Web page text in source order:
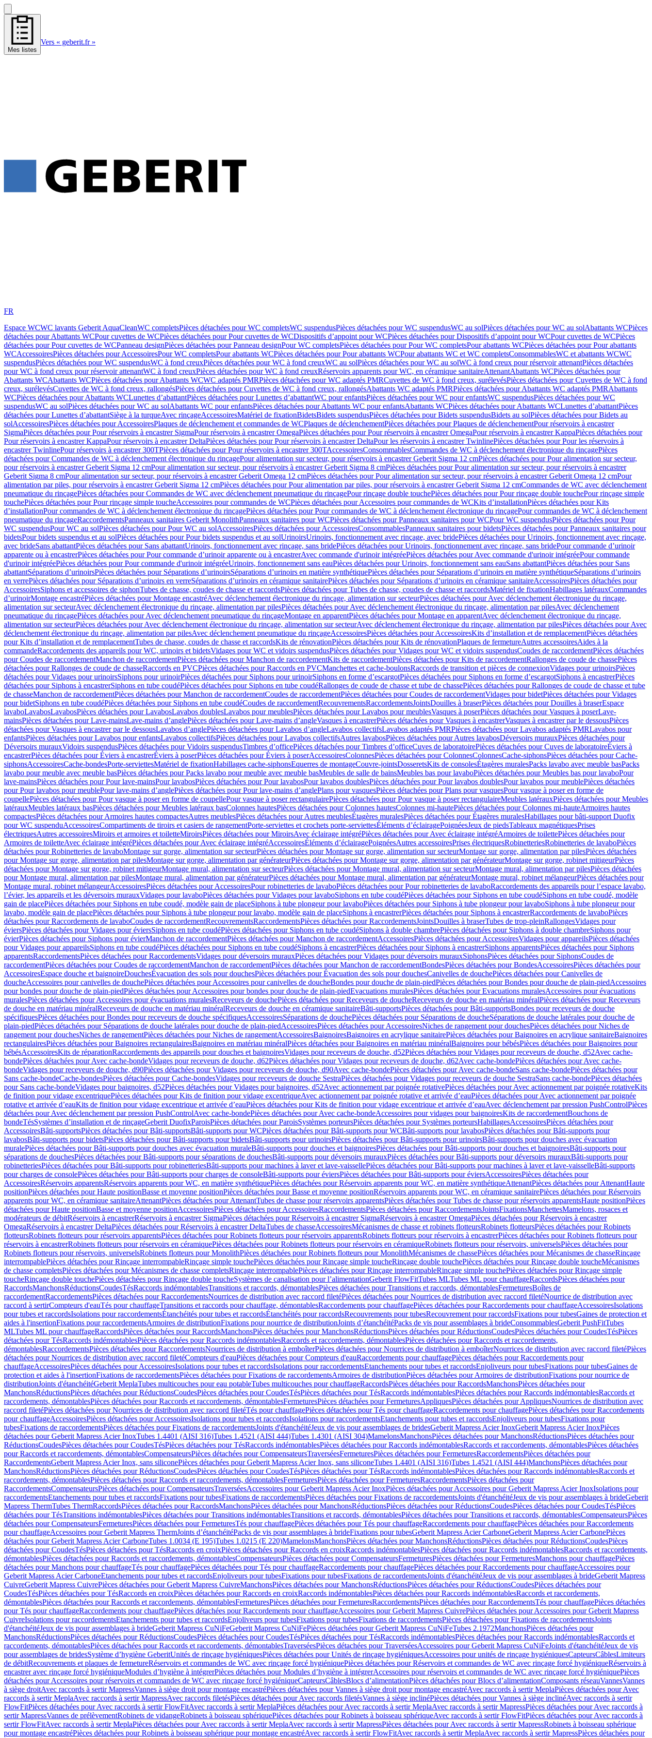
Mes listes
Vers « geberit.fr »
FR
Espace WCWC lavants Geberit AquaCleanWC completsPièces détachées pour WC completsWC suspendusPièces détachées pour WC suspendusWC au solPièces détachées pour WC au solAbattants WCPièces
détachées pour Abattants WCPour cuvettes de WCPièces détachées pour Pour cuvettes de WCDispositifs d’appoint pour WCPièces détachées pour Dispositifs d’appoint pour WCPour cuvettes de WCPièces
détachées pour Pour cuvettes de WCPanneau designPièces détachées pour Panneau designPour WC completsPièces détachées pour Pour WC completsPour abattants WCPièces détachées pour Pour abattants
WCAccessoiresPièces détachées pour AccessoiresPour WC completsPour abattants WCPièces détachées pour Pour abattants WCPour abattants WC et WC completsConsommablesWC et abattants WCWC
suspendusPièces détachées pour WC suspendusWC à fond creuxPièces détachées pour WC à fond creuxWC au solPièces détachées pour WC au solWC à fond creux pour réservoir attenantPièces détachées
pour WC à fond creux pour réservoir attenantWC à fond creuxPièces détachées pour WC à fond creuxRéservoirs apparents pour WC, en céramique sanitaireAttenantAbattants WCPièces détachées pour
Abattants WCAbattants WCPièces détachées pour Abattants WCWC adaptés PMRPièces détachées pour WC adaptés PMRCuvettes de WC à fond creux, surélevésPièces détachées pour Cuvettes de WC à fond
creux, surélevésCuvettes de WC à fond creux, rallongésPièces détachées pour Cuvettes de WC à fond creux, rallongésAbattants WC adaptés PMRPièces détachées pour Abattants WC adaptés PMRAbattants
WCPièces détachées pour Abattants WCLunettes d’abattantPièces détachées pour Lunettes d’abattantWC pour enfantsPièces détachées pour WC pour enfantsWC suspendusPièces détachées pour WC
suspendusWC au solPièces détachées pour WC au solAbattants WC pour enfantsPièces détachées pour Abattants WC pour enfantsAbattants WCPièces détachées pour Abattants WCLunettes d’abattantPièces
détachées pour Lunettes d’abattantSiège à la turqueAvec rinçageAccessoiresMatériel de fixationBidetsBidets suspendusPièces détachées pour Bidets suspendusBidets au solPièces détachées pour Bidets au
solAccessoiresPièces détachées pour AccessoiresPlaques de déclenchement et commandes de WCPlaques de déclenchementPièces détachées pour Plaques de déclenchementPour réservoirs à encastrer
SigmaPièces détachées pour Pour réservoirs à encastrer SigmaPour réservoirs à encastrer OmegaPièces détachées pour Pour réservoirs à encastrer OmegaPour réservoirs à encastrer KappaPièces détachées pour
Pour réservoirs à encastrer KappaPour réservoirs à encastrer DeltaPièces détachées pour Pour réservoirs à encastrer DeltaPour les réservoirs à encastrer TwinlinePièces détachées pour Pour les réservoirs à
encastrer TwinlinePour réservoirs à encastrer 300TPièces détachées pour Pour réservoirs à encastrer 300TAccessoiresConsommablesCommandes de WC à déclenchement électronique du rinçagePièces
détachées pour Commandes de WC à déclenchement électronique du rinçagePour alimentation sur secteur, pour réservoirs à encastrer Geberit Sigma 12 cmPièces détachées pour Pour alimentation sur secteur,
pour réservoirs à encastrer Geberit Sigma 12 cmPour alimentation sur secteur, pour réservoirs à encastrer Geberit Sigma 8 cmPièces détachées pour Pour alimentation sur secteur, pour réservoirs à encastrer
Geberit Sigma 8 cmPour alimentation sur secteur, pour réservoirs à encastrer Geberit Omega 12 cmPièces détachées pour Pour alimentation sur secteur, pour réservoirs à encastrer Geberit Omega 12 cmPour
alimentation par piles, pour réservoirs à encastrer Geberit Sigma 12 cmPièces détachées pour Pour alimentation par piles, pour réservoirs à encastrer Geberit Sigma 12 cmCommandes de WC avec déclenchement
pneumatique du rinçagePièces détachées pour Commandes de WC avec déclenchement pneumatique du rinçagePour rinçage double touchePièces détachées pour Pour rinçage double touchePour rinçage simple
touchePièces détachées pour Pour rinçage simple toucheAccessoires pour commandes de WCPièces détachées pour Accessoires pour commandes de WCKits d’installationPièces détachées pour Kits
d’installationPour commandes de WC à déclenchement électronique du rinçagePièces détachées pour Pour commandes de WC à déclenchement électronique du rinçagePour commandes de WC à déclenchement
pneumatique du rinçageRaccordementsPanneaux sanitaires Geberit MonolithPanneaux sanitaires pour WCPièces détachées pour Panneaux sanitaires pour WCPour WC suspendusPièces détachées pour Pour
WC suspendusPour WC au solPièces détachées pour Pour WC au solAccessoiresPièces détachées pour AccessoiresConsommablesPanneaux sanitaires pour bidetsPièces détachées pour Panneaux sanitaires pour
bidetsPour bidets suspendus et au solPièces détachées pour Pour bidets suspendus et au solUrinoirsUrinoirs, fonctionnement avec rinçage, avec bridePièces détachées pour Urinoirs, fonctionnement avec rinçage,
avec brideSans abattantPièces détachées pour Sans abattantUrinoirs, fonctionnement avec rinçage, sans bridePièces détachées pour Urinoirs, fonctionnement avec rinçage, sans bridePour commande d’urinoir
apparente ou à encastrerPièces détachées pour Pour commande d’urinoir apparente ou à encastrerAvec commande d'urinoir intégréePièces détachées pour Avec commande d'urinoir intégréePour commande
d'urinoir intégréePièces détachées pour Pour commande d'urinoir intégréeUrinoirs, fonctionnement sans eauPièces détachées pour Urinoirs, fonctionnement sans eauSans abattantPièces détachées pour Sans
abattantSéparations d’urinoirsPièces détachées pour Séparations d’urinoirsSéparations d’urinoirs en matière synthétiquePièces détachées pour Séparations d’urinoirs en matière synthétiqueSéparations d’urinoirs
en verrePièces détachées pour Séparations d’urinoirs en verreSéparations d’urinoirs en céramique sanitairePièces détachées pour Séparations d’urinoirs en céramique sanitaireAccessoiresPièces détachées pour
AccessoiresSiphons et accessoires de siphonTubes de chasse, coudes de chasse et raccordsPièces détachées pour Tubes de chasse, coudes de chasse et raccordsMatériel de fixationHabillages latérauxCommandes
dʼurinoirMontage encastréPièces détachées pour Montage encastréAvec déclenchement électronique du rinçage, alimentation sur secteurPièces détachées pour Avec déclenchement électronique du rinçage,
alimentation sur secteurAvec déclenchement électronique du rinçage, alimentation par pilesPièces détachées pour Avec déclenchement électronique du rinçage, alimentation par pilesAvec déclenchement
pneumatique du rinçagePièces détachées pour Avec déclenchement pneumatique du rinçageMontage en apparentPièces détachées pour Montage en apparentAvec déclenchement électronique du rinçage,
alimentation sur secteurPièces détachées pour Avec déclenchement électronique du rinçage, alimentation sur secteurAvec déclenchement électronique du rinçage, alimentation par pilesPièces détachées pour Avec
déclenchement électronique du rinçage, alimentation par pilesAvec déclenchement pneumatique du rinçageAccessoiresPièces détachées pour AccessoiresKits d’installation et de remplacementPièces détachées
pour Kits d’installation et de remplacementTubes de chasse, coudes de chasse et raccordsKits de rénovationPièces détachées pour Kits de rénovationPlaques de fermetureAutres accessoiresAides à la
commandeRaccordements des appareils pour WC, urinoirs et bidetsVidages pour WC et vidoirs suspendusPièces détachées pour Vidages pour WC et vidoirs suspendusCoudes de raccordementPièces détachées
pour Coudes de raccordementManchon de raccordementPièces détachées pour Manchon de raccordementKits de raccordementPièces détachées pour Kits de raccordementRallonges de coude de chassePièces
détachées pour Rallonges de coude de chasseRaccords en PVCPièces détachées pour Raccords en PVCManchettes et cache-boulonsRaccords de transition et pièces de connexionVidages pour urinoirsPièces
détachées pour Vidages pour urinoirsSiphons pour urinoirPièces détachées pour Siphons pour urinoirSiphons en forme d’escargotPièces détachées pour Siphons en forme d’escargotSiphons à encastrerPièces
détachées pour Siphons à encastrerSiphons en tube coudéPièces détachées pour Siphons en tube coudéRallonges de coude de chasse et tube de chassePièces détachées pour Rallonges de coude de chasse et tube
de chasseManchon de raccordementPièces détachées pour Manchon de raccordementCoudes de raccordementPièces détachées pour Coudes de raccordementVidages pour bidetPièces détachées pour Vidages
pour bidetSiphons en tube coudéPièces détachées pour Siphons en tube coudéCoudes de raccordementRecouvrementsRaccordementsJointsDouilles à braserPièces détachées pour Douilles à braserEspace
lavaboLavabosLavabosPièces détachées pour LavabosLavabos doublesLavabos pour meublesPièces détachées pour Lavabos pour meublesVasques à poserPièces détachées pour Vasques à poserLave-
mainsPièces détachées pour Lave-mainsLave-mains d’anglePièces détachées pour Lave-mains d’angleVasques à encastrerPièces détachées pour Vasques à encastrerVasques à encastrer par le dessousPièces
détachées pour Vasques à encastrer par le dessousLavabos d’anglePièces détachées pour Lavabos d’angleLavabos collectifsLavabos adaptés PMRPièces détachées pour Lavabos adaptés PMRLavabos pour
enfantsPièces détachées pour Lavabos pour enfantsLavabos collectifsPièces détachées pour Lavabos collectifsAutres lavabosPièces détachées pour Autres lavabosDéversoirs murauxPièces détachées pour
Déversoirs murauxVidoirs suspendusPièces détachées pour Vidoirs suspendusTimbres dʼofficePièces détachées pour Timbres dʼofficeCuves de laboratoirePièces détachées pour Cuves de laboratoireÉviers à
encastrerPièces détachées pour Éviers à encastrerÉviers à poserPièces détachées pour Éviers à poserAccessoiresColonnesPièces détachées pour ColonnesColonnesCache-siphonsPièces détachées pour Cache-
siphonsAccessoiresCache-bondesPorte-serviettesMatériel de fixationHabillages cache-siphonsEquerres de montageCouvre-jointsDosseretsKits de consolesÉtagères muralesPacks lavabo avec meuble basPacks
lavabo pour meuble avec meuble basPièces détachées pour Packs lavabo pour meuble avec meuble basMeubles de salle de bainsMeubles bas pour lavaboPièces détachées pour Meubles bas pour lavaboPour
lave-mainsPièces détachées pour Pour lave-mainsPour lavabosPièces détachées pour Pour lavabosPour lavabos doublesPièces détachées pour Pour lavabos doublesPour lavabos pour meublePièces détachées
pour Pour lavabos pour meublePour lave-mains d’anglePièces détachées pour Pour lave-mains d’anglePlans pour vasquesPièces détachées pour Plans pour vasquesPour vasque à poser en forme de
coupellePièces détachées pour Pour vasque à poser en forme de coupellePour vasque à poser rectangulairePièces détachées pour Pour vasque à poser rectangulaireMeubles latérauxPièces détachées pour Meubles
latérauxMeubles latéraux basPièces détachées pour Meubles latéraux basColonnes hautesPièces détachées pour Colonnes hautesColonnes mi-hautePièces détachées pour Colonnes mi-hauteArmoires hautes
compactesPièces détachées pour Armoires hautes compactesAutres meublesPièces détachées pour Autres meublesÉtagères muralesPièces détachées pour Étagères muralesHabillages pour bâti-support Duofix
pour WC suspenduAccessoiresCompartiments de tiroirs et casiers de rangementPorte-serviettes et crochets porte-serviettesÉléments d’éclairagePoignéesJeux de piedsTableaux magnétiquesPrises
électriquesAutres accessoiresMiroirs et armoires et toiletteMiroirsPièces détachées pour MiroirsAvec éclairage intégréPièces détachées pour Avec éclairage intégréArmoires de toilettePièces détachées pour
Armoires de toiletteAvec éclairage intégréPièces détachées pour Avec éclairage intégréAccessoiresÉléments d’éclairagePoignéesAutres accessoiresPrises électriquesRobinetteriesRobinetteries de lavaboPièces
détachées pour Robinetteries de lavaboMontage sur gorge, alimentation sur secteurPièces détachées pour Montage sur gorge, alimentation sur secteurMontage sur gorge, alimentation par pilesPièces détachées
pour Montage sur gorge, alimentation par pilesMontage sur gorge, alimentation par générateurPièces détachées pour Montage sur gorge, alimentation par générateurMontage sur gorge, robinet mitigeurPièces
détachées pour Montage sur gorge, robinet mitigeurMontage mural, alimentation sur secteurPièces détachées pour Montage mural, alimentation sur secteurMontage mural, alimentation par pilesPièces détachées
pour Montage mural, alimentation par pilesMontage mural, alimentation par générateurPièces détachées pour Montage mural, alimentation par générateurMontage mural, robinet mélangeurPièces détachées pour
Montage mural, robinet mélangeurAccessoiresPièces détachées pour AccessoiresPour robinetteries de lavaboPièces détachées pour Pour robinetteries de lavaboRaccordements des appareils pour l’espace lavabo,
l’évier, les appareils et les déversoirs murauxVidages pour lavaboPièces détachées pour Vidages pour lavaboSiphons en tube coudéPièces détachées pour Siphons en tube coudéSiphons en tube coudé, modèle
gain de placePièces détachées pour Siphons en tube coudé, modèle gain de placeSiphons à tube plongeur pour lavaboPièces détachées pour Siphons à tube plongeur pour lavaboSiphons à tube plongeur pour
lavabo, modèle gain de placePièces détachées pour Siphons à tube plongeur pour lavabo, modèle gain de placeSiphons à encastrerPièces détachées pour Siphons à encastrerRaccordements de lavaboPièces
détachées pour Raccordements de lavaboCoudes de raccordementRecouvrementsRaccordementsPièces détachées pour RaccordementsJointsDouilles à braserTubes de trop-pleinRallongesVidages pour
éviersPièces détachées pour Vidages pour éviersSiphons en tube coudéPièces détachées pour Siphons en tube coudéSiphons à double chambrePièces détachées pour Siphons à double chambreSiphons pour
évierPièces détachées pour Siphons pour évierManchon de raccordementPièces détachées pour Manchon de raccordementAccessoiresPièces détachées pour AccessoiresVidages pour appareilsPièces détachées
pour Vidages pour appareilsSiphons en tube coudéPièces détachées pour Siphons en tube coudéSiphons à encastrerPièces détachées pour Siphons à encastrerSiphons apparentsPièces détachées pour Siphons
apparentsRaccordementsPièces détachées pour RaccordementsVidages pour déversoirs murauxPièces détachées pour Vidages pour déversoirs murauxSiphonsPièces détachées pour SiphonsCoudes de
raccordementPièces détachées pour Coudes de raccordementManchon de raccordementPièces détachées pour Manchon de raccordementBondesPièces détachées pour BondesAccessoiresPièces détachées pour
AccessoiresEspace douche et baignoireDouchesÉvacuation des sols pour douchesPièces détachées pour Évacuation des sols pour douchesCanivelles de douchePièces détachées pour Canivelles de
doucheAccessoires pour canivelles de douchePièces détachées pour Accessoires pour canivelles de doucheBondes pour douche de plain-piedPièces détachées pour Bondes pour douche de plain-piedAccessoires
pour bondes pour douche de plain-piedPièces détachées pour Accessoires pour bondes pour douche de plain-piedEvacuations muralesPièces détachées pour Evacuations muralesAccessoires pour évacuations
muralesPièces détachées pour Accessoires pour évacuations muralesReceveurs de douchePièces détachées pour Receveurs de doucheReceveurs de douche en matériau minéralPièces détachées pour Receveurs
de douche en matériau minéralReceveurs de douche en matériau minéralReceveurs de douche en céramique sanitaireBâti-supportsPièces détachées pour Bâti-supportsBondes pour receveurs de douche
spécifiquesPièces détachées pour Bondes pour receveurs de douche spécifiquesAccessoiresSéparations de douchePièces détachées pour Séparations de doucheSéparations de douche latérales pour douche de
plain-piedPièces détachées pour Séparations de douche latérales pour douche de plain-piedAccessoiresPièces détachées pour AccessoiresNiches de rangement pour douchesPièces détachées pour Niches de
rangement pour douchesNiches de rangementPièces détachées pour Niches de rangementAccessoiresBaignoiresBaignoires en acrylique sanitairePièces détachées pour Baignoires en acrylique sanitaireBaignoires
rectangulairesPièces détachées pour Baignoires rectangulairesBaignoires en matériau minéralPièces détachées pour Baignoires en matériau minéralBaignoires pour bébésPièces détachées pour Baignoires pour
bébésAccessoiresKits de réparationRaccordements des appareils pour douches et baignoiresVidages pour receveurs de douche, d52Pièces détachées pour Vidages pour receveurs de douche, d52Avec cache-
bondePièces détachées pour Avec cache-bondeVidages pour receveurs de douche, d62Pièces détachées pour Vidages pour receveurs de douche, d62Avec cache-bondePièces détachées pour Avec cache-
bondeVidages pour receveurs de douche, d90Pièces détachées pour Vidages pour receveurs de douche, d90Avec cache-bondePièces détachées pour Avec cache-bondeSans cache-bondePièces détachées pour
Sans cache-bondeCache-bondesPièces détachées pour Cache-bondesVidages pour receveurs de douche SestraPièces détachées pour Vidages pour receveurs de douche SestraSans cache-bondePièces détachées
pour Sans cache-bondeVidages pour baignoires, d52Pièces détachées pour Vidages pour baignoires, d52Avec actionnement par poignée rotativePièces détachées pour Avec actionnement par poignée rotativeKits
de finition pour vidage excentriquePièces détachées pour Kits de finition pour vidage excentriqueAvec actionnement par poignée rotative et arrivée d’eauPièces détachées pour Avec actionnement par poignée
rotative et arrivée d’eauKits de finition pour vidage excentrique et arrivée d’eauPièces détachées pour Kits de finition pour vidage excentrique et arrivée d’eauAvec déclenchement par pression PushControlPièces
détachées pour Avec déclenchement par pression PushControlAvec cache-bondePièces détachées pour Avec cache-bondeAccessoires pour vidages pour baignoiresKits de raccordementBouchons de
bondeTésSystèmes d’installation et de rinçageGeberit DuofixParoisPièces détachées pour ParoisSystèmes porteursPièces détachées pour Systèmes porteursHabillagesAccessoiresPièces détachées pour
AccessoiresBâti-supportsPièces détachées pour Bâti-supportsBâti-supports pour WCPièces détachées pour Bâti-supports pour WCBâti-supports pour lavabosPièces détachées pour Bâti-supports pour
lavabosBâti-supports pour bidetsPièces détachées pour Bâti-supports pour bidetsBâti-supports pour urinoirsPièces détachées pour Bâti-supports pour urinoirsBâti-supports pour douches avec évacuation
muralePièces détachées pour Bâti-supports pour douches avec évacuation muraleBâti-supports pour douches et baignoiresPièces détachées pour Bâti-supports pour douches et baignoiresBâti-supports pour
séparations de douchesPièces détachées pour Bâti-supports pour séparations de douchesBâti-supports pour déversoirs murauxPièces détachées pour Bâti-supports pour déversoirs murauxBâti-supports pour
robinetteriesPièces détachées pour Bâti-supports pour robinetteriesBâti-supports pour machines à laver et lave-vaissellePièces détachées pour Bâti-supports pour machines à laver et lave-vaisselleBâti-supports
pour charges de consolePièces détachées pour Bâti-supports pour charges de consoleBâti-supports pour éviersPièces détachées pour Bâti-supports pour éviersAccessoiresPièces détachées pour
AccessoiresRéservoirs apparentsRéservoirs apparents pour WC, en matière synthétiquePièces détachées pour Réservoirs apparents pour WC, en matière synthétiqueAttenantPièces détachées pour AttenantHaute
positionPièces détachées pour Haute positionBasse et moyenne positionPièces détachées pour Basse et moyenne positionRéservoirs apparents pour WC, en céramique sanitairePièces détachées pour Réservoirs
apparents pour WC, en céramique sanitaireAttenantPièces détachées pour AttenantTubes de chasse pour réservoirs apparentsPièces détachées pour Tubes de chasse pour réservoirs apparentsHaute positionPièces
détachées pour Haute positionBasse et moyenne positionAccessoiresPièces détachées pour AccessoiresRaccordementsPièces détachées pour RaccordementsJointsFixationsManchettesMamelons, rosaces et
modérateurs de débitRéservoirs à encastrerRéservoirs à encastrer SigmaPièces détachées pour Réservoirs à encastrer SigmaRéservoirs à encastrer OmegaPièces détachées pour Réservoirs à encastrer
OmegaRéservoirs à encastrer DeltaPièces détachées pour Réservoirs à encastrer DeltaTubes de chasseAccessoiresMécanismes de chasse et robinets flotteursRobinets flotteursPièces détachées pour Robinets
flotteursRobinets flotteurs pour réservoirs apparentsPièces détachées pour Robinets flotteurs pour réservoirs apparentsRobinets flotteurs pour réservoirs à encastrerPièces détachées pour Robinets flotteurs pour
réservoirs à encastrerRobinets flotteurs pour réservoirs en céramiquePièces détachées pour Robinets flotteurs pour réservoirs en céramiqueRobinets flotteurs pour réservoirs, universelsPièces détachées pour
Robinets flotteurs pour réservoirs, universelsRobinets flotteurs pour MonolithPièces détachées pour Robinets flotteurs pour MonolithMécanismes de chassePièces détachées pour Mécanismes de chasseRinçage
interrompablePièces détachées pour Rinçage interrompableRinçage simple touchePièces détachées pour Rinçage simple toucheRinçage double touchePièces détachées pour Rinçage double toucheMécanismes
de chasse completsPièces détachées pour Mécanismes de chasse completsRinçage interrompablePièces détachées pour Rinçage interrompableRinçage simple touchePièces détachées pour Rinçage simple
toucheRinçage double touchePièces détachées pour Rinçage double toucheSystèmes de canalisation pour l’alimentationGeberit FlowFitTubes MLTubes ML pour chauffageRaccordsPièces détachées pour
RaccordsManchonsRéductionsCoudesTésRaccords indémontablesTransitions et raccords, démontablesPièces détachées pour Transitions et raccords, démontablesFermeturesBoîtes de
raccordementRaccordementsPièces détachées pour RaccordementsNourrices de distribution avec raccord filetéPièces détachées pour Nourrices de distribution avec raccord filetéNourrice de distribution avec
raccord à sertirCompteurs d'eauTés pour chauffageTransitions et raccords pour chauffage, démontablesRaccordements pour chauffagePièces détachées pour Raccordements pour chauffageAccessoiresIsolations
pour tubes et raccordsIsolations pour raccordementsÉtanchéités pour tubes et raccordsÉtanchéités pour raccordsRecouvrements pour tubesRecouvrement pour raccordsFixations pour tubesGaines de protection et
aides à l'insertionFixations pour raccordementsArmoires de distributionFixations pour nourrice de distributionJoints d’étanchéitéPacks de vis pour assemblages à brideConsommablesGeberit PushFitTubes
MLTubes ML pour chauffageRaccordsPièces détachées pour RaccordsManchonsPièces détachées pour ManchonsRéductionsPièces détachées pour RéductionsCoudesPièces détachées pour CoudesTésPièces
détachées pour TésRaccords indémontablesPièces détachées pour Raccords indémontablesRaccords et raccordements, démontablesPièces détachées pour Raccords et raccordements,
démontablesRaccordementsPièces détachées pour RaccordementsNourrices de distribution à emboîterPièces détachées pour Nourrices de distribution à emboîterNourrices de distribution avec raccord filetéPièces
détachées pour Nourrices de distribution avec raccord filetéCompteurs d'eauPièces détachées pour Compteurs d'eauRaccordements pour chauffagePièces détachées pour Raccordements pour
chauffageAccessoiresPièces détachées pour AccessoiresIsolations pour tubes et raccordsIsolations pour raccordementsEtanchements pour tubes et raccordsEnjoliveurs pour tubesFixations pour tubesGaines de
protection et aides à l'insertionFixations de raccordementsPièces détachées pour Fixations de raccordementsArmoires de distributionPièces détachées pour Armoires de distributionFixations pour nourrice de
distributionJoints d'étanchéitéGeberit MeplaTubes multicouches pour eau potableTubes multicouches pour chauffageRaccordsPièces détachées pour RaccordsManchonsPièces détachées pour
ManchonsRéductionsPièces détachées pour RéductionsCoudesPièces détachées pour CoudesTésPièces détachées pour TésRaccords indémontablesPièces détachées pour Raccords indémontablesRaccords et
raccordements, démontablesPièces détachées pour Raccords et raccordements, démontablesFermeturesPièces détachées pour FermeturesAppliquesPièces détachées pour AppliquesNourrices de distribution avec
raccord filetéPièces détachées pour Nourrices de distribution avec raccord filetéTés pour chauffagePièces détachées pour Tés pour chauffageRaccordements pour chauffagePièces détachées pour Raccordements
pour chauffageAccessoiresPièces détachées pour AccessoiresIsolations pour tubes et raccordsIsolations pour raccordementsEtanchements pour tubes et raccordsEnjoliveurs pour tubesFixations pour
tubesFixations de raccordementsPièces détachées pour Fixations de raccordementsJoints d'étanchéitéJeux de vis pour assemblages de bridesGeberit Mapress Acier InoxGeberit Mapress Acier InoxPièces
détachées pour Geberit Mapress Acier InoxTubes 1.4401 (AISI 316)Tubes 1.4521 (AISI 444)Tubes 1.4301 (AISI 304)MamelonsManchonsPièces détachées pour ManchonsRéductionsPièces détachées pour
RéductionsCoudesPièces détachées pour CoudesTésPièces détachées pour TésRaccords indémontablesPièces détachées pour Raccords indémontablesRaccords et raccordements, démontablesPièces détachées
pour Raccords et raccordements, démontablesCompensateursPièces détachées pour CompensateursTraverséesFermeturesPièces détachées pour FermeturesRaccordementsPièces détachées pour
RaccordementsGeberit Mapress Acier Inox, sans siliconePièces détachées pour Geberit Mapress Acier Inox, sans siliconeTubes 1.4401 (AISI 316)Tubes 1.4521 (AISI 444)ManchonsPièces détachées pour
ManchonsRéductionsPièces détachées pour RéductionsCoudesPièces détachées pour CoudesTésPièces détachées pour TésRaccords indémontablesPièces détachées pour Raccords indémontablesRaccords et
raccordements, démontablesPièces détachées pour Raccords et raccordements, démontablesFermeturesPièces détachées pour FermeturesRaccordementsPièces détachées pour
RaccordementsCompensateursPièces détachées pour CompensateursTraverséesAccessoires pour Geberit Mapress Acier InoxPièces détachées pour Accessoires pour Geberit Mapress Acier InoxIsolations pour
raccordementsEtanchements pour tubes et raccordsFixations pour tubesFixations de raccordementsPièces détachées pour Fixations de raccordementsJoints d'étanchéitéJeux de vis pour assemblages à brideGeberit
Mapress ThermTubes ThermRaccordsPièces détachées pour RaccordsManchonsPièces détachées pour ManchonsRéductionsPièces détachées pour RéductionsCoudesPièces détachées pour CoudesTésPièces
détachées pour TésTransitions indémontablesPièces détachées pour Transitions indémontablesTransitions et raccords, démontablesPièces détachées pour Transitions et raccords, démontablesCompensateursPièces
détachées pour CompensateursFermeturesPièces détachées pour FermeturesTés pour chauffagePièces détachées pour Tés pour chauffageRaccordements pour chauffagePièces détachées pour Raccordements
pour chauffageAccessoires pour Geberit Mapress ThermJoints d’étanchéitéPacks de vis pour assemblages à brideFixations pour tubesGeberit Mapress Acier CarboneGeberit Mapress Acier CarbonePièces
détachées pour Geberit Mapress Acier CarboneTubes 1.0034 (E 195)Tubes 1.0215 (E 220)MamelonsManchonsPièces détachées pour ManchonsRéductionsPièces détachées pour RéductionsCoudesPièces
détachées pour CoudesTésPièces détachées pour TésRaccords en croixPièces détachées pour Raccords en croixRaccords indémontablesPièces détachées pour Raccords indémontablesRaccords et raccordements,
démontablesPièces détachées pour Raccords et raccordements, démontablesCompensateursPièces détachées pour CompensateursFermeturesPièces détachées pour FermeturesManchons pour chauffagePièces
détachées pour Manchons pour chauffageTés pour chauffagePièces détachées pour Tés pour chauffageRaccordements pour chauffagePièces détachées pour Raccordements pour chauffageAccessoires pour
Geberit Mapress Acier CarboneEtanchements pour tubes et raccordsEnjoliveurs pour tubesFixations pour tubesFixations de raccordementsJoints d'étanchéitéJeux de vis pour assemblages à brideGeberit Mapress
CuivreGeberit Mapress CuivrePièces détachées pour Geberit Mapress CuivreManchonsPièces détachées pour ManchonsRéductionsPièces détachées pour RéductionsCoudesPièces détachées pour
CoudesTésPièces détachées pour TésRaccords en croixPièces détachées pour Raccords en croixRaccords indémontablesPièces détachées pour Raccords indémontablesRaccords et raccordements,
démontablesPièces détachées pour Raccords et raccordements, démontablesFermeturesPièces détachées pour FermeturesRaccordementsPièces détachées pour RaccordementsTés pour chauffagePièces détachées
pour Tés pour chauffageRaccordements pour chauffagePièces détachées pour Raccordements pour chauffageAccessoires pour Geberit Mapress CuivrePièces détachées pour Accessoires pour Geberit Mapress
CuivreIsolations pour raccordementsEtanchements pour tubes et raccordsEnjoliveurs pour tubesFixations pour tubesFixations de raccordementsPièces détachées pour Fixations de raccordementsJoints
d'étanchéitéJeux de vis pour assemblages à brideGeberit Mapress CuNiFeGeberit Mapress CuNiFePièces détachées pour Geberit Mapress CuNiFeTubes 2.1972ManchonsPièces détachées pour
ManchonsRéductionsPièces détachées pour RéductionsCoudesPièces détachées pour CoudesTésPièces détachées pour TésRaccords indémontablesPièces détachées pour Raccords indémontablesRaccords et
raccordements, démontablesPièces détachées pour Raccords et raccordements, démontablesTraverséesPièces détachées pour TraverséesAccessoires pour Geberit Mapress CuNiFeJoints d'étanchéitéJeux de vis
pour assemblages de bridesSystème d’hygiène GeberitUnités de rinçage hygiéniquesPièces détachées pour Unités de rinçage hygiéniquesAccessoires pour unités de rinçage hygiéniquesCapteursCâblesLimiteurs
de débitRecouvrements et plaques de fermetureRéservoirs et commandes de WC avec rinçage forcé hygiéniquePièces détachées pour Réservoirs et commandes de WC avec rinçage forcé hygiéniqueRéservoirs à
encastrer avec rinçage forcé hygiéniqueModules d’hygiène à intégrerPièces détachées pour Modules d’hygiène à intégrerAccessoires pour réservoirs et commandes de WC avec rinçage forcé hygiéniquePièces
détachées pour Accessoires pour réservoirs et commandes de WC avec rinçage forcé hygiéniqueCapteursCâblesBlocs d’alimentationPièces détachées pour Blocs d’alimentationComposants réseauVannesVannes
à siège droitAvec raccords à sertir MapressVannes à siège droit pour montage encastréPièces détachées pour Vannes à siège droit pour montage encastréAvec raccords à sertir MeplaPièces détachées pour Avec
raccords à sertir MeplaAvec raccords à sertir MapressAvec raccords filetésPièces détachées pour Avec raccords filetésVannes à siège inclinéPièces détachées pour Vannes à siège inclinéAvec raccords à sertir
FlowFitPièces détachées pour Avec raccords à sertir FlowFitAvec raccords à sertir MeplaPièces détachées pour Avec raccords à sertir MeplaAvec raccords à sertir MapressPièces détachées pour Avec raccords à
sertir MapressVannes de prélèvementRobinets de vidangeRobinets à boisseau sphériquePièces détachées pour Robinets à boisseau sphériqueAvec raccords à sertir FlowFitPièces détachées pour Avec raccords à
sertir FlowFitAvec raccords à sertir MeplaPièces détachées pour Avec raccords à sertir MeplaAvec raccords à sertir MapressPièces détachées pour Avec raccords à sertir MapressRobinets à boisseau sphérique
pour montage encastréPièces détachées pour Robinets à boisseau sphérique pour montage encastréAvec raccords à sertir FlowFitAvec raccords à sertir MeplaAvec raccords à sertir MapressPièces détachées pour